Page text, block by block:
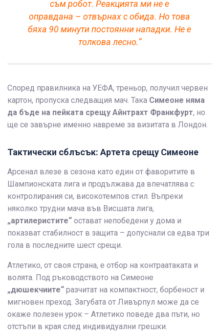
съм робот. Реакцията ми не е
оправдана – отвърнах с обида. Но това
бяха 90 минути постоянни нападки. Не е
толкова лесно.“
Според правилника на УЕФА, треньор, получил червен
картон, пропуска следващия мач. Така Симеоне няма
да бъде на пейката срещу Айнтрахт Франкфурт, но
ще се завърне именно навреме за визитата в Лондон.
Тактически сблъсък: Артета срещу Симеоне
Арсенал влезе в сезона като един от фаворитите в
Шампионската лига и продължава да впечатлява с
контролирания си, високотемпов стил. Въпреки
няколко трудни мача във Висшата лига,
„артилеристите“ остават непобедени у дома и
показват стабилност в защита – допуснали са едва три
гола в последните шест срещи.
Атлетико, от своя страна, е отбор на контраатаката и
волята. Под ръководството на Симеоне
„дюшекчиите“ разчитат на компактност, борбеност и
мигновен преход. Загубата от Ливърпул може да се
окаже полезен урок – Атлетико поведе два пъти, но
отстъпи в края след индивидуални грешки.